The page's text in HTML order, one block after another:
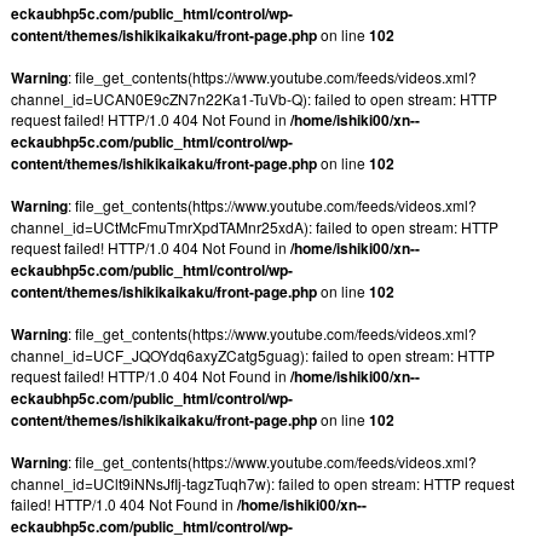
eckaubhp5c.com/public_html/control/wp-
content/themes/ishikikaikaku/front-page.phpon line102
Warning: file_get_contents(https://www.youtube.com/feeds/videos.xml?
channel_id=UCAN0E9cZN7n22Ka1-TuVb-Q): failed to open stream: HTTP
request failed! HTTP/1.0 404 Not Found in /home/ishiki00/xn--
eckaubhp5c.com/public_html/control/wp-
content/themes/ishikikaikaku/front-page.phpon line102
Warning: file_get_contents(https://www.youtube.com/feeds/videos.xml?
channel_id=UCtMcFmuTmrXpdTAMnr25xdA): failed to open stream: HTTP
request failed! HTTP/1.0 404 Not Found in /home/ishiki00/xn--
eckaubhp5c.com/public_html/control/wp-
content/themes/ishikikaikaku/front-page.phpon line102
Warning: file_get_contents(https://www.youtube.com/feeds/videos.xml?
channel_id=UCF_JQOYdq6axyZCatg5guag): failed to open stream: HTTP
request failed! HTTP/1.0 404 Not Found in /home/ishiki00/xn--
eckaubhp5c.com/public_html/control/wp-
content/themes/ishikikaikaku/front-page.phpon line102
Warning: file_get_contents(https://www.youtube.com/feeds/videos.xml?
channel_id=UClt9iNNsJfIj-tagzTuqh7w): failed to open stream: HTTP request
failed! HTTP/1.0 404 Not Found in /home/ishiki00/xn--
eckaubhp5c.com/public_html/control/wp-